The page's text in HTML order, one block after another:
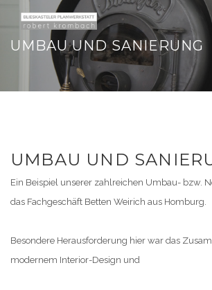
UMBAU UND SANIERUNG
UMBAU UND
Ein Beispiel unserer zahlreichen Umbau- bzw.
das Fachgeschäft Betten Weirich aus Homburg.
Besondere Herausforderung hier war das
modernem Interior-Design und